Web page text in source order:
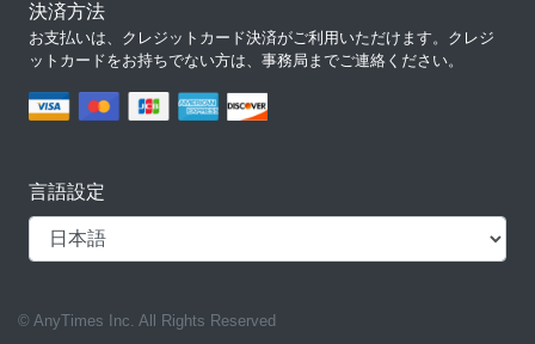
決済方法
お支払いは、クレジットカード決済がご利用いただけます。クレジ
ットカードをお持ちでない方は、事務局までご連絡ください。
言語設定
© AnyTimes Inc. All Rights Reserved